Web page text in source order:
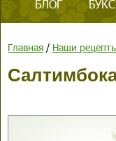
БЛОГ
Главная / Наши